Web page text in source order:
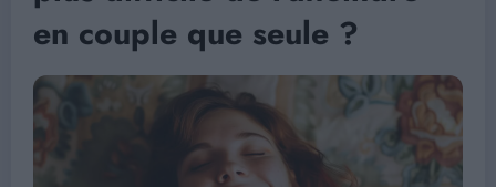
en couple que seule ?